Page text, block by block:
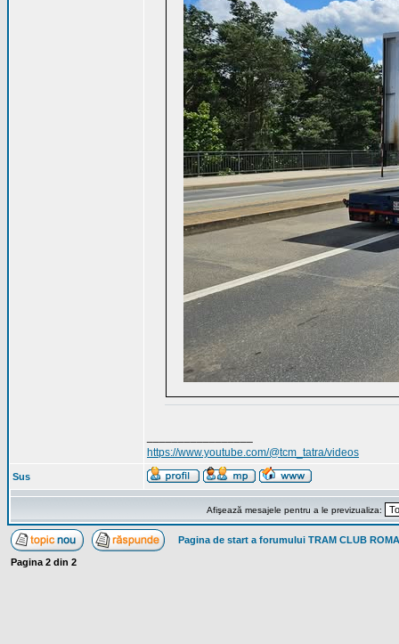
https://www.youtube.com/@tcm_tatra/videos
Sus
Afişează mesajele pentru a le previzualiza:
Pagina de start a forumului TRAM CLUB
Pagina 2 din 2